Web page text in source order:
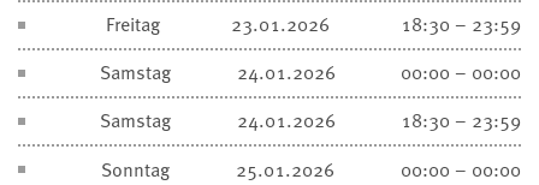
Freitag
23.01.2026
18:30 – 23:59
Samstag
24.01.2026
00:00 – 00:00
Samstag
24.01.2026
18:30 – 23:59
Sonntag
25.01.2026
00:00 – 00:00